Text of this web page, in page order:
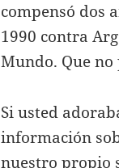
compensó dos
1990 contra
Mundo. Que no
Si usted
información
nuestro propio